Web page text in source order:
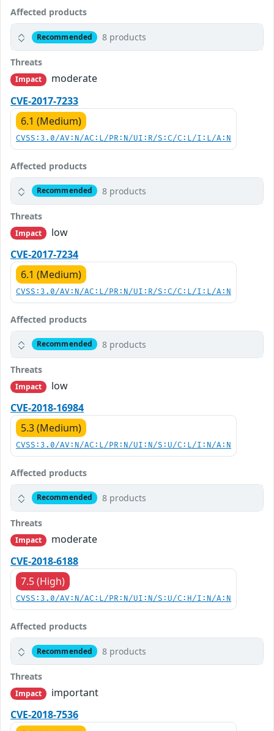
Affected products
Recommended 8 products
Threats
Impact
moderate
CVE-2017-7233
6.1 (Medium)
CVSS:3.0/AV:N/AC:L/PR:N/UI:R/S:C/C:L/I:L/A:N
Affected products
Recommended 8 products
Threats
Impact
low
CVE-2017-7234
6.1 (Medium)
CVSS:3.0/AV:N/AC:L/PR:N/UI:R/S:C/C:L/I:L/A:N
Affected products
Recommended 8 products
Threats
Impact
low
CVE-2018-16984
5.3 (Medium)
CVSS:3.0/AV:N/AC:L/PR:N/UI:N/S:U/C:L/I:N/A:N
Affected products
Recommended 8 products
Threats
Impact
moderate
CVE-2018-6188
7.5 (High)
CVSS:3.0/AV:N/AC:L/PR:N/UI:N/S:U/C:H/I:N/A:N
Affected products
Recommended 8 products
Threats
Impact
important
CVE-2018-7536